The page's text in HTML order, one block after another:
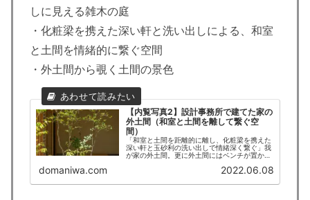
しに見える雑木の庭
・化粧梁を携えた深い軒と洗い出しによる、和室
と土間を情緒的に繋ぐ空間
・外土間から覗く土間の景色
【内覧写真2】設計事務所で建てた家の
外土間（和室と土間を離して繋ぐ空
間）
「和室と土間を距離的に離し、化粧梁を携えた
深い軒と玉砂利の洗い出しで情緒深く繋ぐ」我
が家の外土間。更に外土間にはベンチが置か
からはじまる雑木の庭の景色が広がり、そこ自
domaniwa.com 2022.06.08